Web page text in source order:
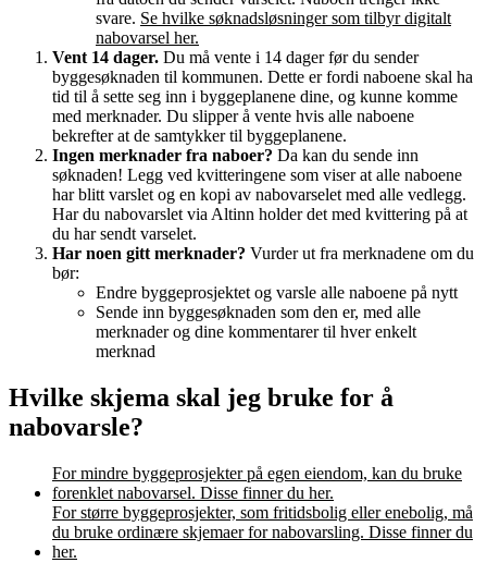
svare. Se hvilke søknadsløsninger som tilbyr digitalt
nabovarsel her.
Vent 14 dager. Du må vente i 14 dager før du sender
byggesøknaden til kommunen. Dette er fordi naboene skal ha
tid til å sette seg inn i byggeplanene dine, og kunne komme
med merknader. Du slipper å vente hvis alle naboene
bekrefter at de samtykker til byggeplanene.
Ingen merknader fra naboer? Da kan du sende inn
søknaden! Legg ved kvitteringene som viser at alle naboene
har blitt varslet og en kopi av nabovarselet med alle vedlegg.
Har du nabovarslet via Altinn holder det med kvittering på at
du har sendt varselet.
Har noen gitt merknader? Vurder ut fra merknadene om du
bør:
Endre byggeprosjektet og varsle alle naboene på nytt
Sende inn byggesøknaden som den er, med alle
merknader og dine kommentarer til hver enkelt
merknad
Hvilke skjema skal jeg bruke for å
nabovarsle?
For mindre byggeprosjekter på egen eiendom, kan du bruke
forenklet nabovarsel. Disse finner du her.
For større byggeprosjekter, som fritidsbolig eller enebolig, må
du bruke ordinære skjemaer for nabovarsling. Disse finner du
her.